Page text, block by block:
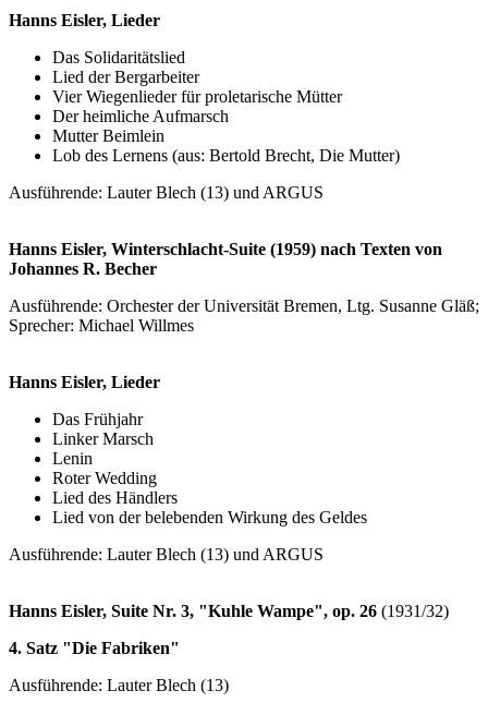
Hanns Eisler, Lieder
Das Solidaritätslied
Lied der Bergarbeiter
Vier Wiegenlieder für proletarische Mütter
Der heimliche Aufmarsch
Mutter Beimlein
Lob des Lernens (aus: Bertold Brecht, Die Mutter)
Ausführende: Lauter Blech (13) und ARGUS
Hanns Eisler, Winterschlacht-Suite (1959) nach Texten von
Johannes R. Becher
Ausführende: Orchester der Universität Bremen, Ltg. Susanne Gläß;
Sprecher: Michael Willmes
Hanns Eisler, Lieder
Das Frühjahr
Linker Marsch
Lenin
Roter Wedding
Lied des Händlers
Lied von der belebenden Wirkung des Geldes
Ausführende: Lauter Blech (13) und ARGUS
Hanns Eisler, Suite Nr. 3, "Kuhle Wampe", op. 26 (1931/32)
4. Satz "Die Fabriken"
Ausführende: Lauter Blech (13)